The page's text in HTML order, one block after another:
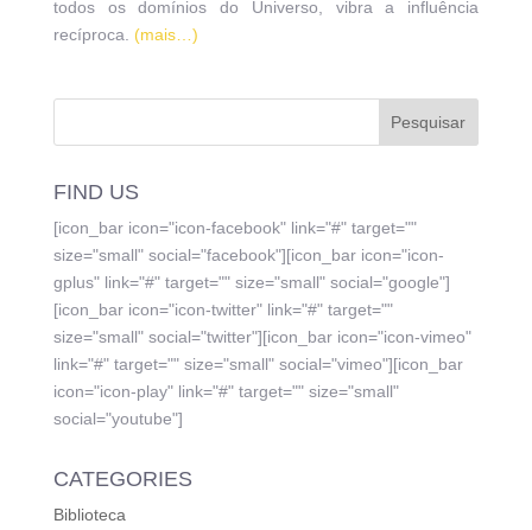
todos os domínios do Universo, vibra a influência
recíproca.
(mais…)
FIND US
[icon_bar icon="icon-facebook" link="#" target=""
size="small" social="facebook"][icon_bar icon="icon-
gplus" link="#" target="" size="small" social="google"]
[icon_bar icon="icon-twitter" link="#" target=""
size="small" social="twitter"][icon_bar icon="icon-vimeo"
link="#" target="" size="small" social="vimeo"][icon_bar
icon="icon-play" link="#" target="" size="small"
social="youtube"]
CATEGORIES
Biblioteca